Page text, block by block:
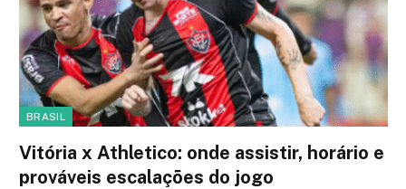
BRASIL
Vitória x Athletico: onde assistir, horário e
prováveis escalações do jogo